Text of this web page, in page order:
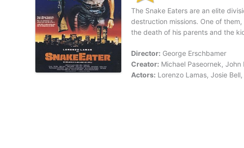
The Snake Eaters are an elite
destruction missions. One of
the death of his parents and the
Director: George Erschbamer
Creator: Michael Paseornek, John
Actors: Lorenzo Lamas, Josie